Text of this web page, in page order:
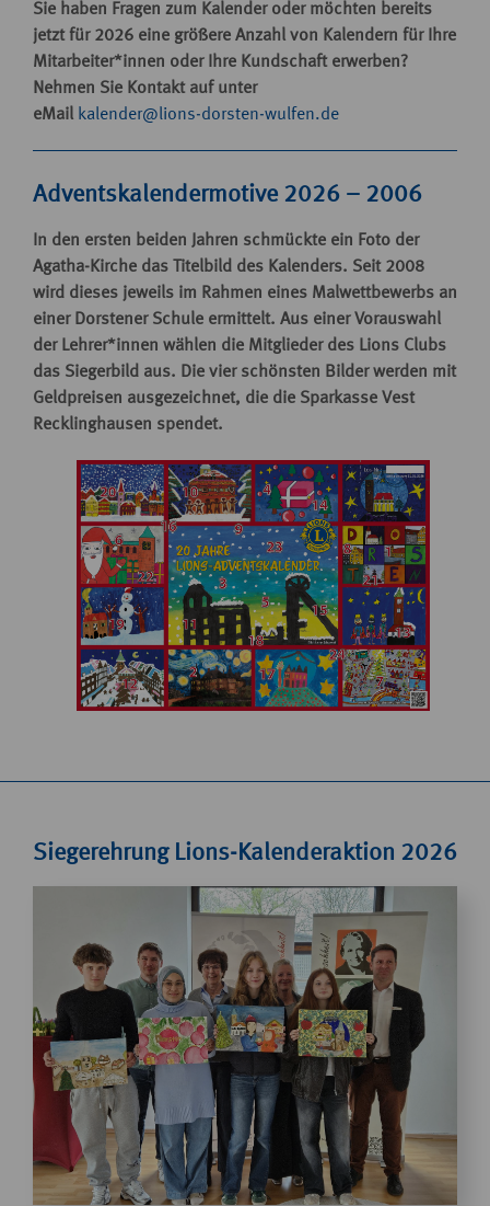
Sie haben Fragen zum Kalender oder möchten bereits
jetzt für 2026 eine größere Anzahl von Kalendern für Ihre
Mitarbeiter*innen oder Ihre Kundschaft erwerben?
Nehmen Sie Kontakt auf unter
eMail kalender@lions-dorsten-wulfen.de
Adventskalendermotive 2026 – 2006
In den ersten beiden Jahren schmückte ein Foto der
Agatha-Kirche das Titelbild des Kalenders. Seit 2008
wird dieses jeweils im Rahmen eines Malwettbewerbs an
einer Dorstener Schule ermittelt. Aus einer Vorauswahl
der Lehrer*innen wählen die Mitglieder des Lions Clubs
das Siegerbild aus. Die vier schönsten Bilder werden mit
Geldpreisen ausgezeichnet, die die Sparkasse Vest
Recklinghausen spendet.
Siegerehrung Lions-Kalenderaktion 2026